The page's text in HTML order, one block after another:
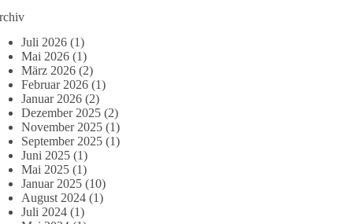
Juli 2026 (1)
Mai 2026 (1)
März 2026 (2)
Februar 2026 (1)
Januar 2026 (2)
Dezember 2025 (2)
November 2025 (1)
September 2025 (1)
Juni 2025 (1)
Mai 2025 (1)
Januar 2025 (10)
August 2024 (1)
Juli 2024 (1)